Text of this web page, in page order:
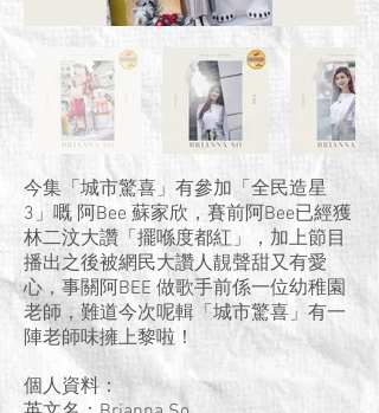
今集「城市驚喜」有參加「全民造星
3」嘅 阿Bee 蘇家欣，賽前阿Bee已經獲
林二汶大讚「擺喺度都紅」，加上節目
播出之後被網民大讚人靚聲甜又有愛
心，事關阿BEE 做歌手前係一位幼稚園
老師，難道今次呢輯「城市驚喜」有一
陣老師味擁上黎啦！
個人資料：